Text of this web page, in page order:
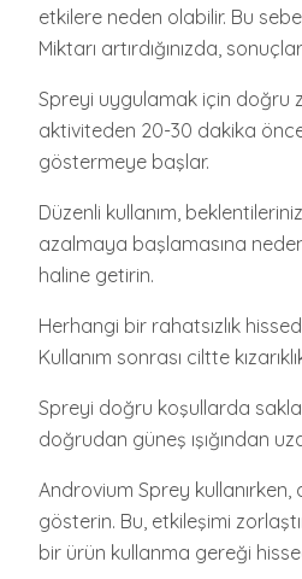
etkilere neden olabilir. Bu
Miktarı artırdığınızda,
Spreyi uygulamak için doğru
aktiviteden 20-30 dakika
göstermeye başlar.
Düzenli kullanım,
azalmaya başlamasına
haline getirin.
Herhangi bir rahatsızlık
Kullanım sonrası ciltte
Spreyi doğru koşullarda
doğrudan güneş ışığından
Androvium Sprey
gösterin. Bu, etkileşimi
bir ürün kullanma gereği